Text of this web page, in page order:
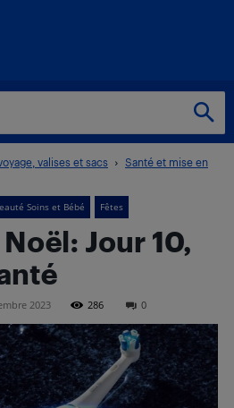
valises et sacs
Santé et mise en
Soins et Bébé Fêtes
Jour 10,
2023 286 0